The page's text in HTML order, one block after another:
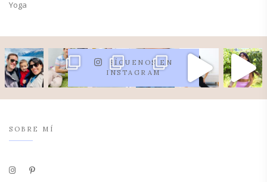
Yoga
SÍGUENOS EN
INSTAGRAM
SOBRE MÍ